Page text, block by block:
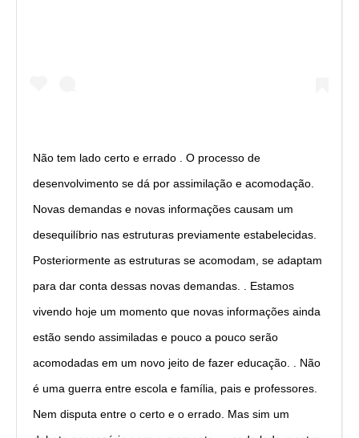
Não tem lado certo e errado . O processo de
desenvolvimento se dá por assimilação e acomodação.
Novas demandas e novas informações causam um
desequilíbrio nas estruturas previamente estabelecidas.
Posteriormente as estruturas se acomodam, se adaptam
para dar conta dessas novas demandas. . Estamos
vivendo hoje um momento que novas informações ainda
estão sendo assimiladas e pouco a pouco serão
acomodadas em um novo jeito de fazer educação. . Não
é uma guerra entre escola e família, pais e professores.
Nem disputa entre o certo e o errado. Mas sim um